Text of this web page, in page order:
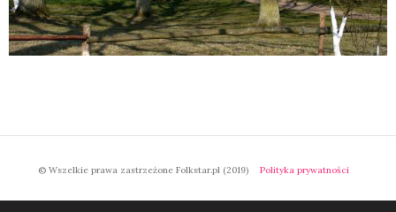
© Wszelkie prawa zastrzeżone Folkstar.pl (2019) Polityka prywatności